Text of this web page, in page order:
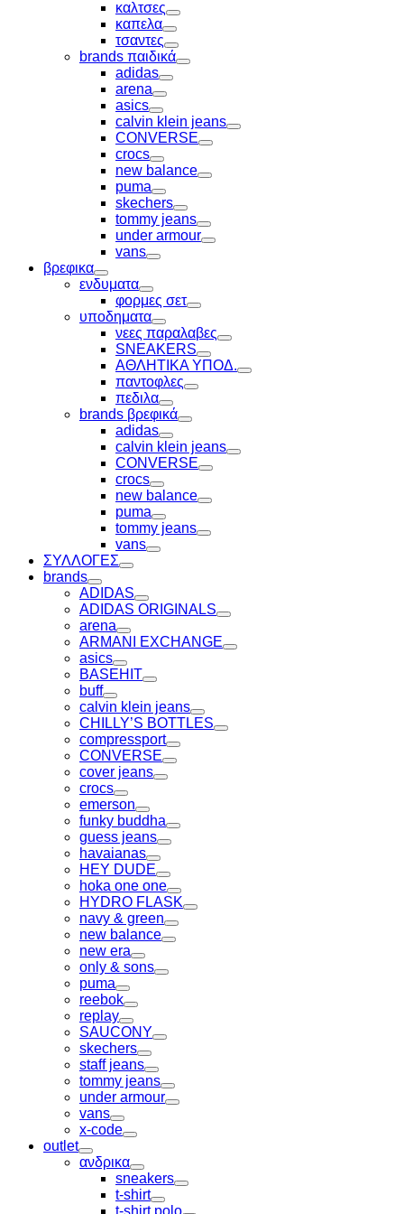
καλτσες
Toggle
καπελα
Toggle
τσαντες
Toggle
brands παιδικά
Toggle
adidas
Toggle
arena
Toggle
asics
Toggle
calvin klein jeans
Toggle
CONVERSE
Toggle
crocs
Toggle
new balance
Toggle
puma
Toggle
skechers
Toggle
tommy jeans
Toggle
under armour
Toggle
vans
Toggle
βρεφικα
Toggle
ενδυματα
Toggle
φορμες σετ
Toggle
υποδηματα
Toggle
νεες παραλαβες
Toggle
SNEAKERS
Toggle
ΑΘΛΗΤΙΚΑ ΥΠΟΔ.
Toggle
παντοφλες
Toggle
πεδιλα
Toggle
brands βρεφικά
Toggle
adidas
Toggle
calvin klein jeans
Toggle
CONVERSE
Toggle
crocs
Toggle
new balance
Toggle
puma
Toggle
tommy jeans
Toggle
vans
Toggle
ΣΥΛΛΟΓΕΣ
Toggle
brands
Toggle
ADIDAS
Toggle
ADIDAS ORIGINALS
Toggle
arena
Toggle
ARMANI EXCHANGE
Toggle
asics
Toggle
BASEHIT
Toggle
buff
Toggle
calvin klein jeans
Toggle
CHILLY’S BOTTLES
Toggle
compressport
Toggle
CONVERSE
Toggle
cover jeans
Toggle
crocs
Toggle
emerson
Toggle
funky buddha
Toggle
guess jeans
Toggle
havaianas
Toggle
HEY DUDE
Toggle
hoka one one
Toggle
HYDRO FLASK
Toggle
navy & green
Toggle
new balance
Toggle
new era
Toggle
only & sons
Toggle
puma
Toggle
reebok
Toggle
replay
Toggle
SAUCONY
Toggle
skechers
Toggle
staff jeans
Toggle
tommy jeans
Toggle
under armour
Toggle
vans
Toggle
x-code
Toggle
outlet
Toggle
ανδρικα
Toggle
sneakers
Toggle
t-shirt
Toggle
t-shirt polo